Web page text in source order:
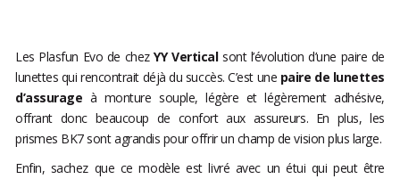
Les Plasfun Evo de chezYY Vertical sont l’évolution d’une paire de
lunettes qui rencontrait déjà du succès. C’est une paire de lunettes
d’assurage à monture souple, légère et légèrement adhésive,
offrant donc beaucoup de confort aux assureurs. En plus, les
prismes BK7 sont agrandis pour offrir un champ de vision plus large.
Enfin, sachez que ce modèle est livré avec un étui qui peut être